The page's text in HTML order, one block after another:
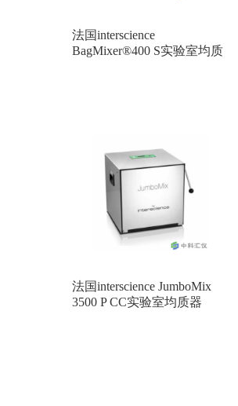
法国interscience
BagMixer®400 S实验室均质
法国interscience JumboMix
3500 P CC实验室均质器